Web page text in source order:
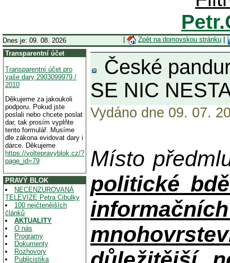
Dnes je: 09. 08. 2026 Zpět na domovskou stránku|
Transparentní účet
Transparentní účet pro
vaše dary 2903099979 /
2010
Děkujeme za jakoukoli
podporu. Pokud jste
poslali nebo chcete poslat
dar, tak prosím vyplňte
tento formulář. Musíme
dle zákona evidovat dary i
dárce. Děkujeme
https://voltepravyblok.cz/?
page_id=79
PRAVÝ BLOK
NECENZUROVANÁ
TELEVIZE Petra Cibulky
100 nejčtenějších
článků
AKTUALITY
O nás
Programy
Dokumenty
Rozhovory
Publicistika
České
SE NIC
Vydáno dne 09. 07.
Místo
politické